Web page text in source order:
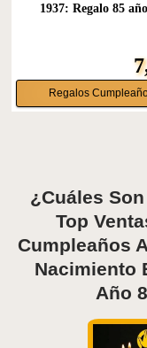
1937: Regalo 85
Regalos
¿Cuáles
Top
Cumpleaños
Nacimiento
Año